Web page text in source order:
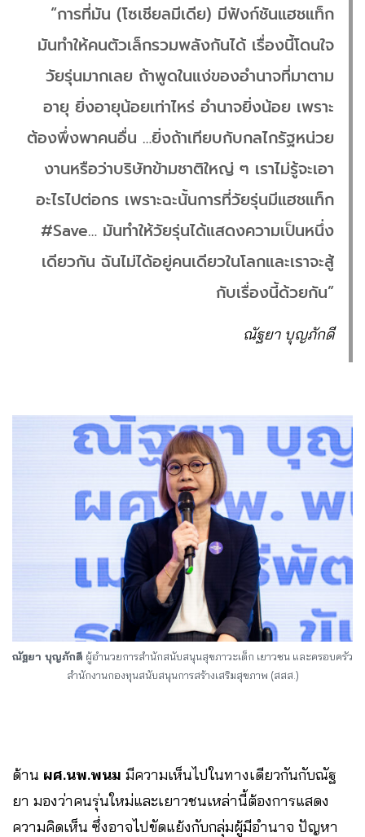
“การที่มัน (โซเชียลมีเดีย) มีฟังก์ชันแฮชแท็ก
มันทำให้คนตัวเล็กรวมพลังกันได้ เรื่องนี้โดนใจ
วัยรุ่นมากเลย ถ้าพูดในแง่ของอำนาจที่มาตาม
อายุ ยิ่งอายุน้อยเท่าไหร่ อำนาจยิ่งน้อย เพราะ
ต้องพึ่งพาคนอื่น …ยิ่งถ้าเทียบกับกลไกรัฐหน่วย
งานหรือว่าบริษัทข้ามชาติใหญ่ ๆ เราไม่รู้จะเอา
อะไรไปต่อกร เพราะฉะนั้นการที่วัยรุ่นมีแฮชแท็ก
#Save… มันทำให้วัยรุ่นได้แสดงความเป็นหนึ่ง
เดียวกัน ฉันไม่ได้อยู่คนเดียวในโลกและเราจะสู้
กับเรื่องนี้ด้วยกัน”
ณัฐยา บุญภักดี
ณัฐยา บุญภักดี ผู้อำนวยการสำนักสนับสนุนสุขภาวะเด็ก เยาวชน และครอบครัว
สำนักงานกองทุนสนับสนุนการสร้างเสริมสุขภาพ (สสส.)
ด้าน ผศ.นพ.พนม มีความเห็นไปในทางเดียวกันกับณัฐ
ยา มองว่าคนรุ่นใหม่และเยาวชนเหล่านี้ต้องการแสดง
ความคิดเห็น ซึ่งอาจไปขัดแย้งกับกลุ่มผู้มีอำนาจ ปัญหา